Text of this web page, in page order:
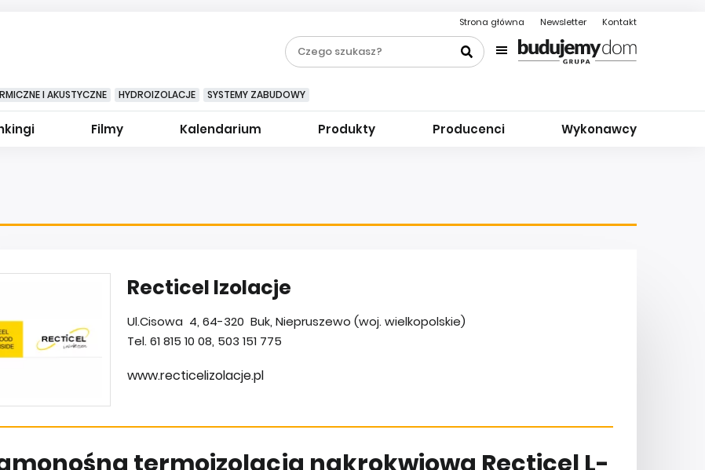
Strona główna Newsletter Kontakt
I AKUSTYCZNE HYDROIZOLACJE SYSTEMY ZABUDOWY
Filmy Kalendarium Produkty Producenci Wykonawcy
Recticel Izolacje
Ul.Cisowa 4, 64-320 Buk, Niepruszewo (woj. wielkopolskie)
Tel. 61 815 10 08, 503 151 775
www.recticelizolacje.pl